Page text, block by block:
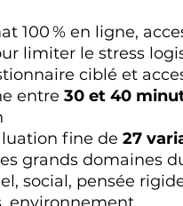
100 % en ligne,
limiter le stress
ciblé et
entre 30 et 40
fine de 27
grands domaines
social, pensée